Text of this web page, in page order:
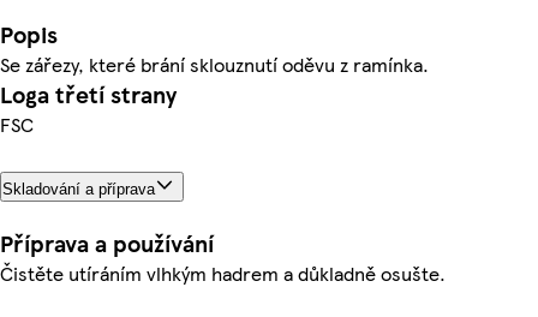
Popis
Se zářezy, které brání sklouznutí oděvu z ramínka.
Loga třetí strany
FSC
Skladování a příprava
Příprava a používání
Čistěte utíráním vlhkým hadrem a důkladně osušte.